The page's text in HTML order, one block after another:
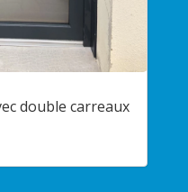
double carreaux